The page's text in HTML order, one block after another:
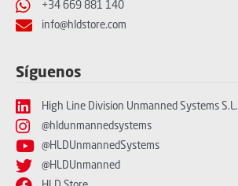
+34 669 881 140
info@hldstore.com
Síguenos
High Line Division Unmanned Systems S.L.
@hldunmannedsystems
@HLDUnmannedSystems
@HLDUnmanned